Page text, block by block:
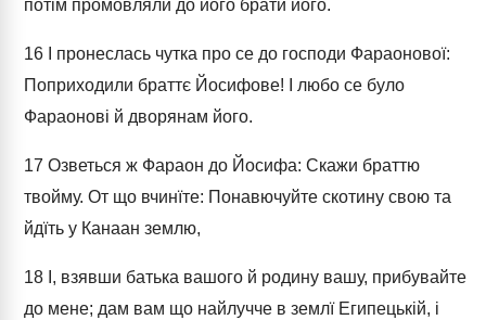
потім промовляли до його брати його.
16 І пронеслась чутка про се до господи Фараонової:
Поприходили браттє Йосифове! І любо се було
Фараонові й дворянам його.
17 Озветься ж Фараон до Йосифа: Скажи браттю
твойму. От що вчинїте: Понавючуйте скотину свою та
йдїть у Канаан землю,
18 І, взявши батька вашого й родину вашу, прибувайте
до мене; дам вам що найлучче в землї Египецькій, і